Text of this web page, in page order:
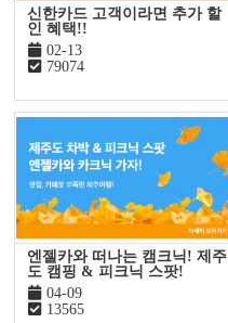
신한카드 고객이라면 추가 할
인 혜택!!
02-13
79074
엔젤카와 떠나는 캠크닉! 제주
도 캠핑 & 피크닉 스팟!
04-09
13565